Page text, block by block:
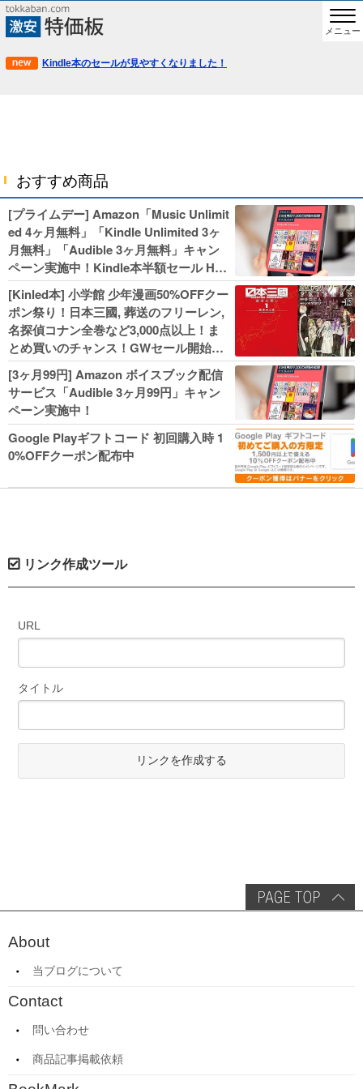
メニュー
Kindle本のセールが見やすくなりました！
おすすめ商品
[プライムデー] Amazon「Music Unlimit
ed 4ヶ月無料」「Kindle Unlimited 3ヶ
月無料」「Audible 3ヶ月無料」キャン
ペーン実施中！Kindle本半額セール HU
NTER×HUNTERなど集英社、無職転生,
幼女戦記などKADOKAWA、キャプテン
翼100円セールも！
[Kinled本] 小学館 少年漫画50%OFFクー
ポン祭り！日本三國, 葬送のフリーレン,
名探偵コナン全巻など3,000点以上！ま
とめ買いのチャンス！GWセール開始！
人気コミック多数 カドカワ祭やIT関連本
がセールに！
[3ヶ月99円] Amazon ボイスブック配信
サービス「Audible 3ヶ月99円」キャン
ペーン実施中！
Google Playギフトコード 初回購入時 1
0%OFFクーポン配布中
リンク作成ツール
URL
タイトル
リンクを作成する
About
当ブログについて
Contact
問い合わせ
商品記事掲載依頼